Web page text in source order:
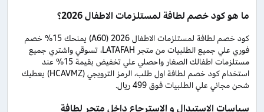
ما هو كود خصم لطافة لمستلزمات الاطفال 2026؟
كود خصم لطافة لمستلزمات الاطفال 2026 (A60) يمنحك 15% خصم
فوري علي جميع الطلبيات من متجر LATAFAH، تسوقي واشتري جميع
مستلزمات اطفالك الصغار واحصلي علي تخفيض بقيمة 15% عند
استخدام كود خصم لطافة اول طلب، الرمز الترويجي (HCAVMZ) يعطيك
شحن مجاني علي الطلبيات فوق 499 ريال.
سياسات الاستبدال و الاسترجاع داخل متجر لطافة